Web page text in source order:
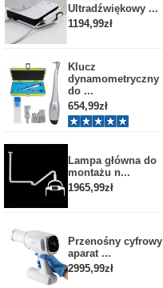
Ultradźwiękowy ...
1194,99zł
Klucz
dynamometryczny
do ...
654,99zł
Lampa główna do
montażu n...
1965,99zł
Przenośny cyfrowy
aparat ...
2995,99zł